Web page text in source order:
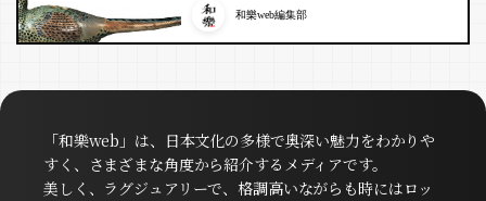
和樂web編集部
「和樂web」は、日本文化の多様で奥深い魅力をわかりや
すく、さまざまな角度から紹介するメディアです。
美しく、ラグジュアリーで、格調高いながらも時にはロッ